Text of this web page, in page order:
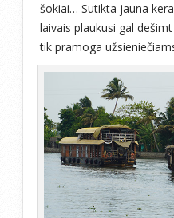
šokiai… Sutikta jauna
laivais plaukusi gal
tik pramoga